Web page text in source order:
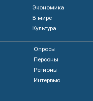
Экономика
В мире
Культура
Опросы
Персоны
Регионы
Интервью